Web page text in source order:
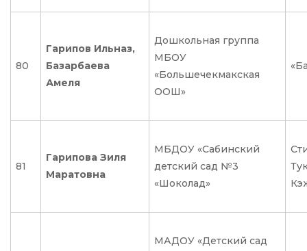
80
Гарипов Ильназ,
Базарбаева
Амеля
Дошкольная группа
МБОУ
«Большечекмакская
ООШ»
81
Гарипова Зиля
Маратовна
МБДОУ «Сабинский
детский сад №3
«Шоколад»
МАДОУ «Детский сад